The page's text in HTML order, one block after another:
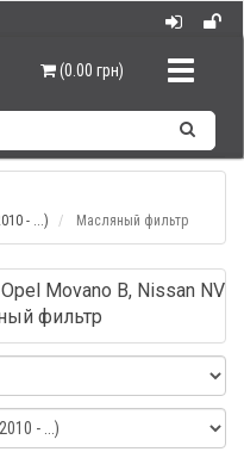
(0.00 грн)
- ...)
Масляный фильтр
Movano B, Nissan NV
фильтр